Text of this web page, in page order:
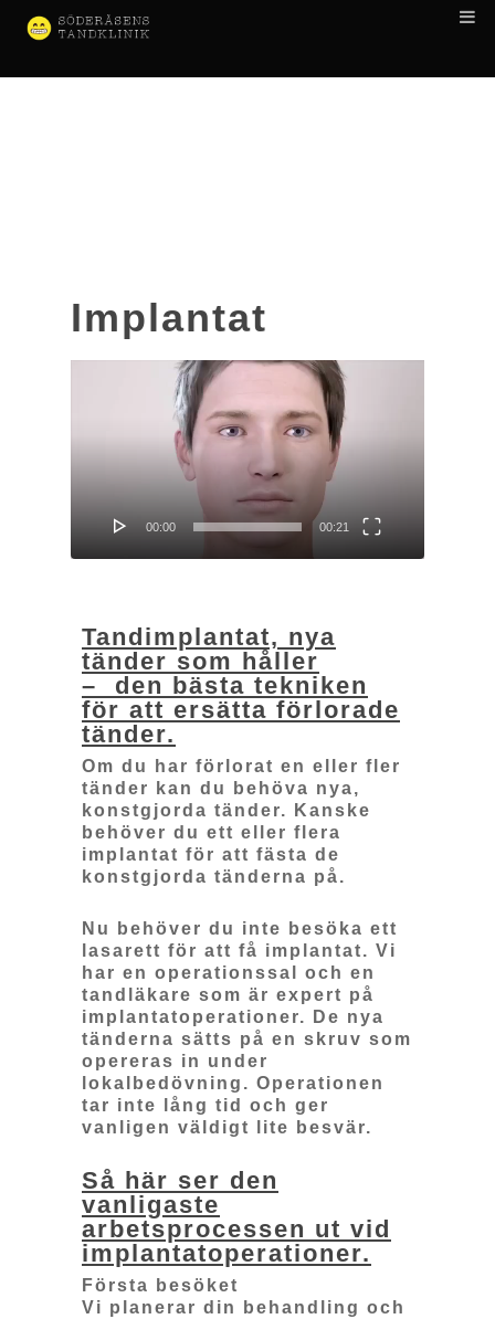
Implantat
Videospelare
00:00 00:21
Tandimplantat, nya
tänder som håller
– den bästa tekniken
för att ersätta förlorade
tänder.
Om du har förlorat en eller fler
tänder kan du behöva nya,
konstgjorda tänder. Kanske
behöver du ett eller flera
implantat för att fästa de
konstgjorda tänderna på.
Nu behöver du inte besöka ett
lasarett för att få implantat. Vi
har en operationssal och en
tandläkare som är expert på
implantatoperationer. De nya
tänderna sätts på en skruv som
opereras in under
lokalbedövning. Operationen
tar inte lång tid och ger
vanligen väldigt lite besvär.
Så här ser den
vanligaste
arbetsprocessen ut vid
implantatoperationer.
Första besöket
Vi planerar din behandling och